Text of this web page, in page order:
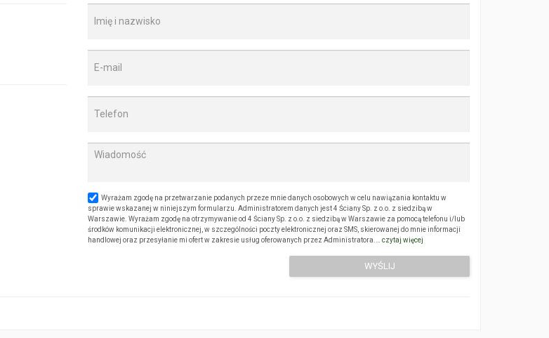
Wyrażam zgodę na przetwarzanie podanych przeze mnie danych osobowych w celu nawiązania kontaktu w
sprawie wskazanej w niniejszym formularzu. Administratorem danych jest 4 Ściany Sp. z o.o. z siedzibą w
Warszawie. Wyrażam zgodę na otrzymywanie od 4 Ściany Sp. z o.o. z siedzibą w Warszawie za pomocą telefonu i/lub
środków komunikacji elektronicznej, w szczególności poczty elektronicznej oraz SMS, skierowanej do mnie informacji
handlowej oraz przesyłanie mi ofert w zakresie usług oferowanych przez Administratora.… czytaj więcej